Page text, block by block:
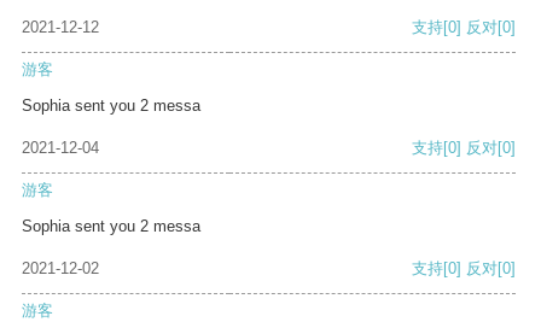
2021-12-12 支持[0] 反对[0]
游客
Sophia sent you 2 messa
2021-12-04 支持[0] 反对[0]
游客
Sophia sent you 2 messa
2021-12-02 支持[0] 反对[0]
游客